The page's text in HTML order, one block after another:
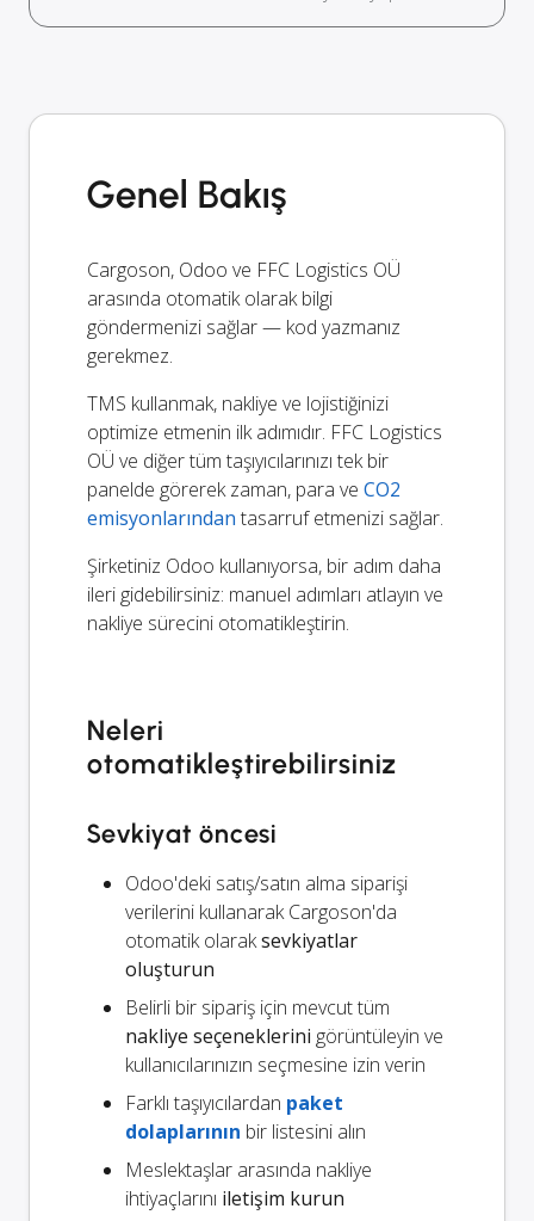
Genel Bakış
Cargoson, Odoo ve FFC Logistics OÜ
arasında otomatik olarak bilgi
göndermenizi sağlar — kod yazmanız
gerekmez.
TMS kullanmak, nakliye ve lojistiğinizi
optimize etmenin ilk adımıdır. FFC Logistics
OÜ ve diğer tüm taşıyıcılarınızı tek bir
panelde görerek zaman, para ve CO2
emisyonlarından tasarruf etmenizi sağlar.
Şirketiniz Odoo kullanıyorsa, bir adım daha
ileri gidebilirsiniz: manuel adımları atlayın ve
nakliye sürecini otomatikleştirin.
Neleri
otomatikleştirebilirsiniz
Sevkiyat öncesi
Odoo'deki satış/satın alma siparişi
verilerini kullanarak Cargoson'da
otomatik olaraksevkiyatlar
oluşturun
Belirli bir sipariş için mevcut tüm
nakliye seçeneklerini görüntüleyin ve
kullanıcılarınızın seçmesine izin verin
Farklı taşıyıcılardan paket
dolaplarının bir listesini alın
Meslektaşlar arasında nakliye
ihtiyaçlarını iletişim kurun